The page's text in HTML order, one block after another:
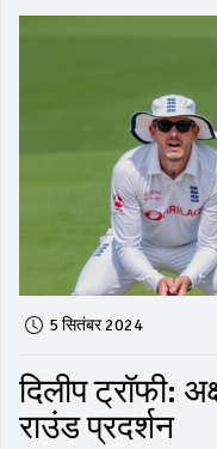
5 सितंबर 2024
दिलीप ट्रॉफी:
राउंड प्रदर्शन